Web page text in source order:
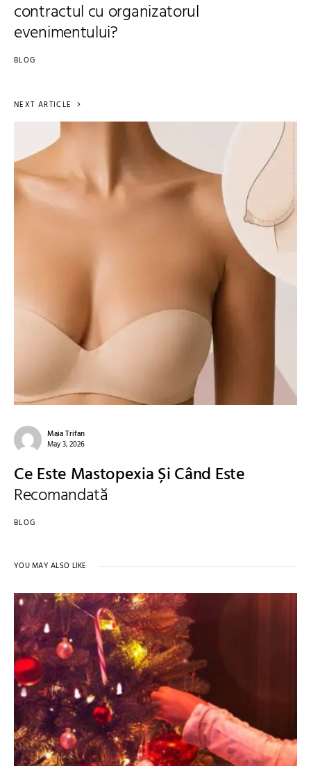
contractul cu organizatorul
evenimentului?
BLOG
NEXT ARTICLE
Maia Trifan
May 3, 2026
Ce Este Mastopexia Și Când Este
Recomandată
BLOG
YOU MAY ALSO LIKE